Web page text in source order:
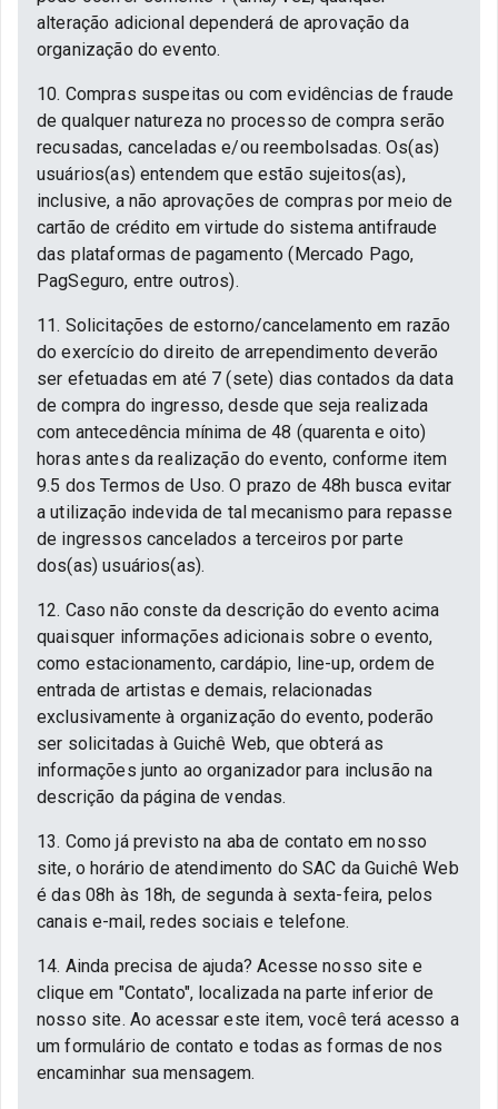
alteração adicional dependerá de aprovação da
organização do evento.
10. Compras suspeitas ou com evidências de fraude
de qualquer natureza no processo de compra serão
recusadas, canceladas e/ou reembolsadas. Os(as)
usuários(as) entendem que estão sujeitos(as),
inclusive, a não aprovações de compras por meio de
cartão de crédito em virtude do sistema antifraude
das plataformas de pagamento (Mercado Pago,
PagSeguro, entre outros).
11. Solicitações de estorno/cancelamento em razão
do exercício do direito de arrependimento deverão
ser efetuadas em até 7 (sete) dias contados da data
de compra do ingresso, desde que seja realizada
com antecedência mínima de 48 (quarenta e oito)
horas antes da realização do evento, conforme item
9.5 dos Termos de Uso. O prazo de 48h busca evitar
a utilização indevida de tal mecanismo para repasse
de ingressos cancelados a terceiros por parte
dos(as) usuários(as).
12. Caso não conste da descrição do evento acima
quaisquer informações adicionais sobre o evento,
como estacionamento, cardápio, line-up, ordem de
entrada de artistas e demais, relacionadas
exclusivamente à organização do evento, poderão
ser solicitadas à Guichê Web, que obterá as
informações junto ao organizador para inclusão na
descrição da página de vendas.
13. Como já previsto na aba de contato em nosso
site, o horário de atendimento do SAC da Guichê Web
é das 08h às 18h, de segunda à sexta-feira, pelos
canais e-mail, redes sociais e telefone.
14. Ainda precisa de ajuda? Acesse nosso site e
clique em "Contato", localizada na parte inferior de
nosso site. Ao acessar este item, você terá acesso a
um formulário de contato e todas as formas de nos
encaminhar sua mensagem.